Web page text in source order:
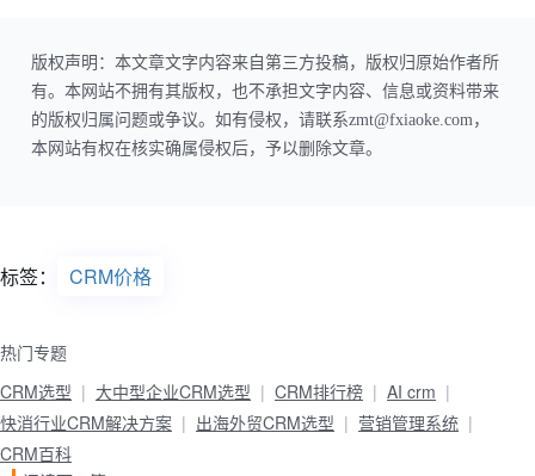
版权声明：本文章文字内容来自第三方投稿，版权归原始作者所
有。本网站不拥有其版权，也不承担文字内容、信息或资料带来
的版权归属问题或争议。如有侵权，请联系zmt@fxiaoke.com，
本网站有权在核实确属侵权后，予以删除文章。
标签： CRM价格
热门专题
CRM选型
大中型企业CRM选型 CRM排行榜
AI crm
快消行业CRM解决方案
出海外贸CRM选型
营销管理系统
CRM百科